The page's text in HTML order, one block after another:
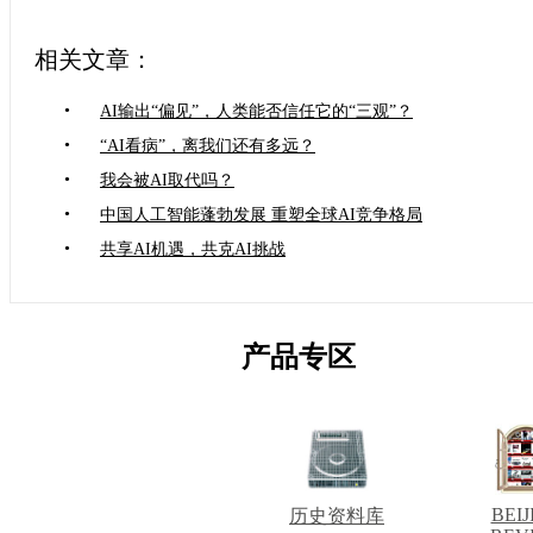
相关文章：
•
AI输出“偏见”，人类能否信任它的“三观”？
•
“AI看病”，离我们还有多远？
•
我会被AI取代吗？
•
中国人工智能蓬勃发展 重塑全球AI竞争格局
•
共享AI机遇，共克AI挑战
产品专区
历史资料库